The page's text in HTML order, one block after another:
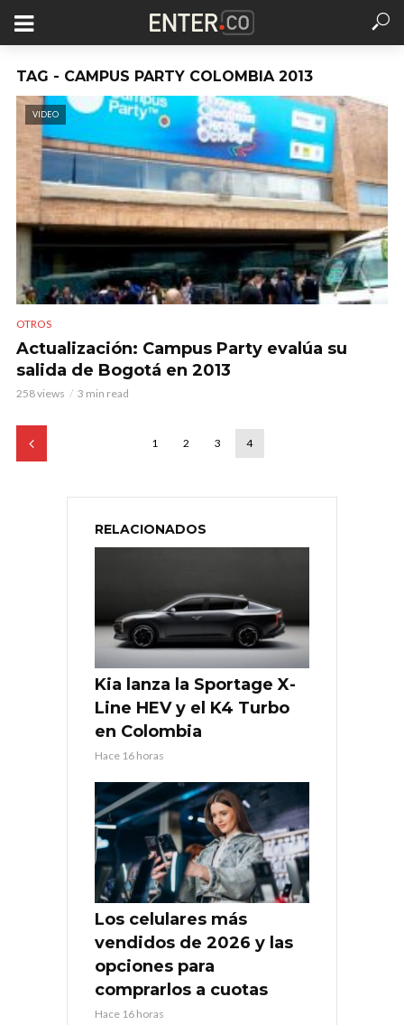
TAG - CAMPUS PARTY COLOMBIA 2013
VIDEO
OTROS
Actualización: Campus Party evalúa su
salida de Bogotá en 2013
258 views 3 min read
1 2 3 4
RELACIONADOS
Kia lanza la Sportage X-
Line HEV y el K4 Turbo
en Colombia
Hace 16 horas
Los celulares más
vendidos de 2026 y las
opciones para
comprarlos a cuotas
Hace 16 horas